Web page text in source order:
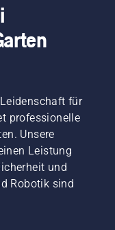
für
professionelle
Unsere
Leistung
und
Robotik sind